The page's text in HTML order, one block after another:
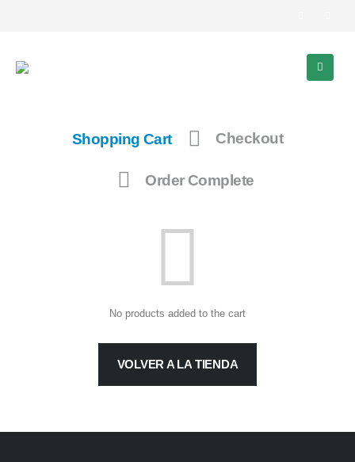
Shopping Cart Checkout
Order Complete
No products added to the cart
VOLVER A LA TIENDA